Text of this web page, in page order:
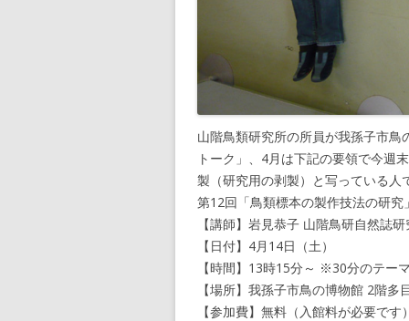
山階鳥類研究所の所員が我孫子市
トーク」、4月は下記の要領で今週
製（研究用の剥製）と写っている人
第12回「鳥類標本の製作技法の研究」
【講師】岩見恭子 山階鳥研自然誌
【日付】4月14日（土）
【時間】13時15分～ ※30分のテー
【場所】我孫子市鳥の博物館 2階多
【参加費】無料（入館料が必要です）